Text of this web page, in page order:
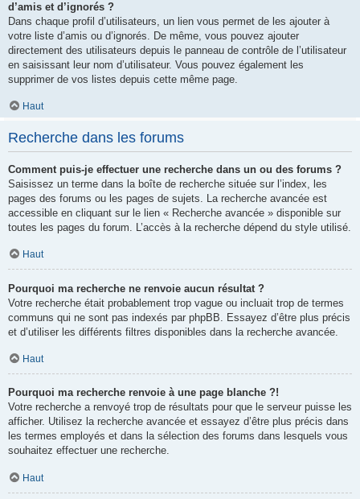
d’amis et d’ignorés ?
Dans chaque profil d’utilisateurs, un lien vous permet de les ajouter à
votre liste d’amis ou d’ignorés. De même, vous pouvez ajouter
directement des utilisateurs depuis le panneau de contrôle de l’utilisateur
en saisissant leur nom d’utilisateur. Vous pouvez également les
supprimer de vos listes depuis cette même page.
Haut
Recherche dans les forums
Comment puis-je effectuer une recherche dans un ou des forums ?
Saisissez un terme dans la boîte de recherche située sur l’index, les
pages des forums ou les pages de sujets. La recherche avancée est
accessible en cliquant sur le lien « Recherche avancée » disponible sur
toutes les pages du forum. L’accès à la recherche dépend du style utilisé.
Haut
Pourquoi ma recherche ne renvoie aucun résultat ?
Votre recherche était probablement trop vague ou incluait trop de termes
communs qui ne sont pas indexés par phpBB. Essayez d’être plus précis
et d’utiliser les différents filtres disponibles dans la recherche avancée.
Haut
Pourquoi ma recherche renvoie à une page blanche ?!
Votre recherche a renvoyé trop de résultats pour que le serveur puisse les
afficher. Utilisez la recherche avancée et essayez d’être plus précis dans
les termes employés et dans la sélection des forums dans lesquels vous
souhaitez effectuer une recherche.
Haut